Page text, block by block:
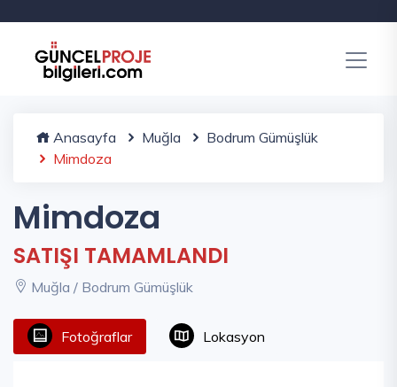
Anasayfa Muğla
Bodrum Gümüşlük
Mimdoza
Mimdoza
SATIŞI TAMAMLANDI
Muğla / Bodrum Gümüşlük
Fotoğraflar Lokasyon